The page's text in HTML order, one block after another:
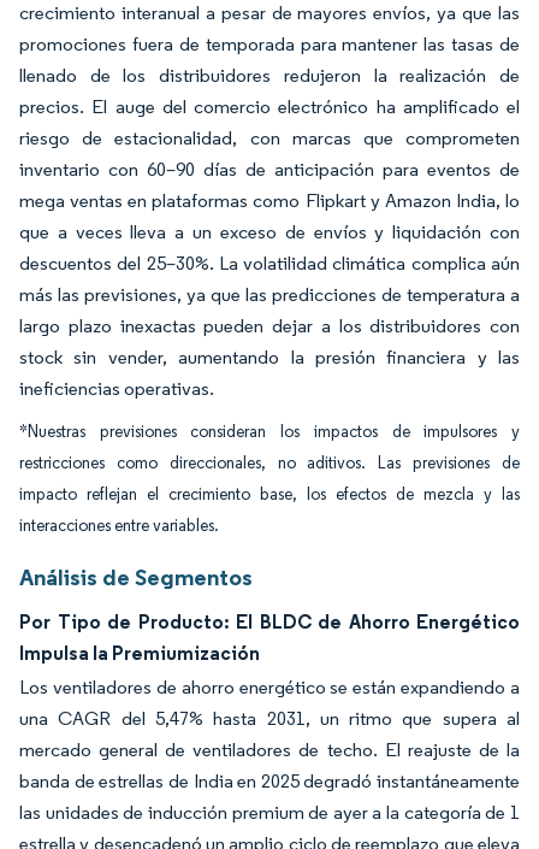
crecimiento interanual a pesar de mayores envíos, ya que las
promociones fuera de temporada para mantener las tasas de
llenado de los distribuidores redujeron la realización de
precios. El auge del comercio electrónico ha amplificado el
riesgo de estacionalidad, con marcas que comprometen
inventario con 60–90 días de anticipación para eventos de
mega ventas en plataformas como Flipkart y Amazon India, lo
que a veces lleva a un exceso de envíos y liquidación con
descuentos del 25–30%. La volatilidad climática complica aún
más las previsiones, ya que las predicciones de temperatura a
largo plazo inexactas pueden dejar a los distribuidores con
stock sin vender, aumentando la presión financiera y las
ineficiencias operativas.
*Nuestras previsiones consideran los impactos de impulsores y
restricciones como direccionales, no aditivos. Las previsiones de
impacto reflejan el crecimiento base, los efectos de mezcla y las
interacciones entre variables.
Análisis de Segmentos
Por Tipo de Producto: El BLDC de Ahorro Energético
Impulsa la Premiumización
Los ventiladores de ahorro energético se están expandiendo a
una CAGR del 5,47% hasta 2031, un ritmo que supera al
mercado general de ventiladores de techo. El reajuste de la
banda de estrellas de India en 2025 degradó instantáneamente
las unidades de inducción premium de ayer a la categoría de 1
estrella y desencadenó un amplio ciclo de reemplazo que eleva